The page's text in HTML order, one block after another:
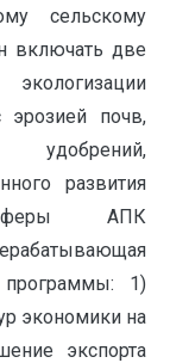
сельскому
включать две
эрозией почв,
удобрений,
развития
сферы АПК
1)
экономики на
экспорта